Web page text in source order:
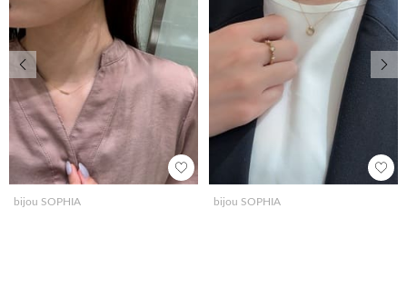
bijou SOPHIA bijou SOPHIA
前の画像